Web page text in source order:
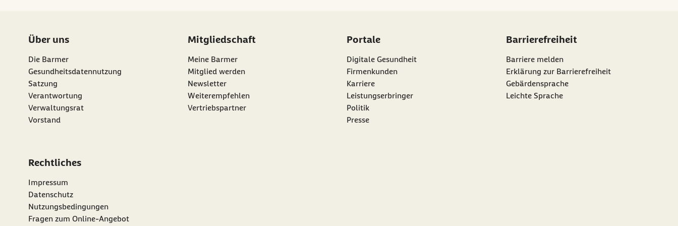
Über uns
Die Barmer
Gesundheitsdatennutzung
Satzung
Verantwortung
Verwaltungsrat
Vorstand
Mitgliedschaft
Meine Barmer
Mitglied werden
Newsletter
externer Link:
Weiterempfehlen
Vertriebspartner
Portale
Digitale Gesundheit
Firmenkunden
Karriere
Leistungserbringer
Politik
Presse
Barrierefreiheit
Barriere melden
Erklärung zur Barrierefreiheit
Gebärdensprache
Leichte Sprache
Rechtliches
Impressum
Datenschutz
Nutzungsbedingungen
Fragen zum Online-Angebot